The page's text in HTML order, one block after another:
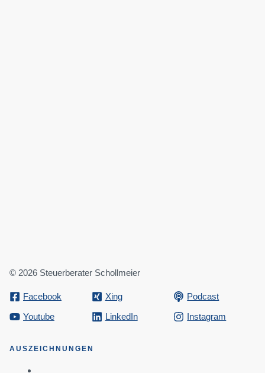
© 2026 Steuerberater Schollmeier
Facebook Xing
Podcast
Youtube
LinkedIn Instagram
AUSZEICHNUNGEN